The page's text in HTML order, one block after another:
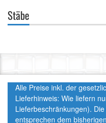
Stäbe
Alle Preise inkl. der
Lieferhinweis: Wie liefern
Lieferbeschränkungen).
entsprechen dem